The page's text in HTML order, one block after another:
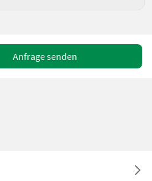
Anfrage senden